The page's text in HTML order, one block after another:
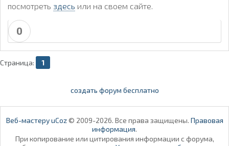
посмотреть здесь или на своем сайте.
0
Страница: 1
создать форум бесплатно
Веб-мастеру uCoz© 2009-2026. Все права защищены. Правовая
информация.
При копирование или цитирования информации с форума,